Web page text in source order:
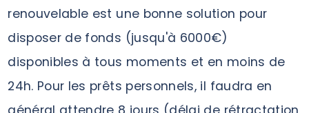
renouvelable est une bonne solution pour
disposer de fonds (jusqu'à 6000€)
disponibles à tous moments et en moins de
24h. Pour les prêts personnels, il faudra en